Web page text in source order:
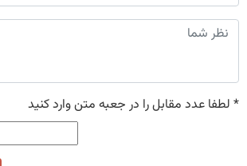
* لطفا عدد مقابل را در جعبه متن وارد کنید